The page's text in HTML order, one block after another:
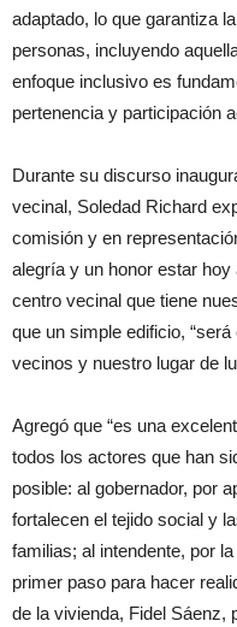
adaptado, lo que garantiza
personas, incluyendo
enfoque inclusivo es
pertenencia y participación
Durante su discurso
vecinal, Soledad Richard
comisión y en
alegría y un honor estar
centro vecinal que tiene
que un simple edificio,
vecinos y nuestro lugar de
Agregó que “es una
todos los actores que han
posible: al gobernador, por
fortalecen el tejido social y
familias; al intendente, por
primer paso para hacer
de la vivienda, Fidel Sáenz,